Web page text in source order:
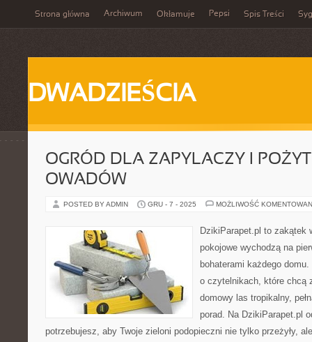
Strona główna Archiwum Okłamuje Pepsi Spis Treści
DWADZIEŚCIA
OGRÓD DLA ZAPYLACZY I
OWADÓW
POSTED BY ADMIN GRU - 7 - 2025 MOŻLIWOŚĆ
DzikiParapet.pl to zakątek
pokojowe wychodzą na
bohaterami każdego
o czytelnikach, które chcą
domowy las tropikalny,
porad. Na DzikiParapet.pl
potrzebujesz, aby Twoje zieloni podopieczni nie tylko przeżyły,